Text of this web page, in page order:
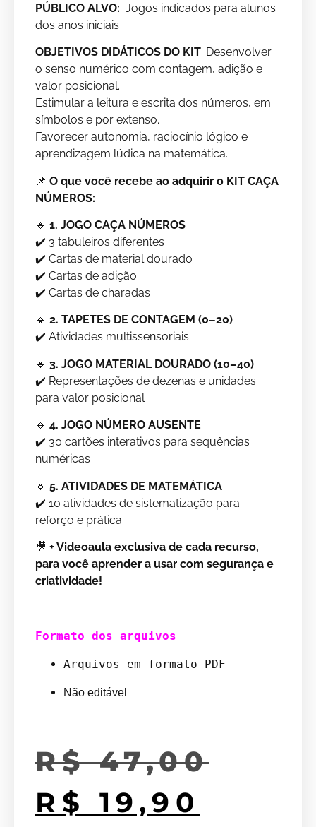
PÚBLICO ALVO: Jogos indicados para alunos
dos anos iniciais
OBJETIVOS DIDÁTICOS DO KIT: Desenvolver
o senso numérico com contagem, adição e
valor posicional.
Estimular a leitura e escrita dos números, em
símbolos e por extenso.
Favorecer autonomia, raciocínio lógico e
aprendizagem lúdica na matemática.
📌 O que você recebe ao adquirir o KIT CAÇA
NÚMEROS:
🔹 1. JOGO CAÇA NÚMEROS
✔️ 3 tabuleiros diferentes
✔️ Cartas de material dourado
✔️ Cartas de adição
✔️ Cartas de charadas
🔹 2. TAPETES DE CONTAGEM (0–20)
✔️ Atividades multissensoriais
🔹 3. JOGO MATERIAL DOURADO (10–40)
✔️ Representações de dezenas e unidades
para valor posicional
🔹 4. JOGO NÚMERO AUSENTE
✔️ 30 cartões interativos para sequências
numéricas
🔹 5. ATIVIDADES DE MATEMÁTICA
✔️ 10 atividades de sistematização para
reforço e prática
🎥 + Videoaula exclusiva de cada recurso,
para você aprender a usar com segurança e
criatividade!
Formato dos arquivos
Arquivos em formato PDF
Não editável
R$47,00
R$
19,90